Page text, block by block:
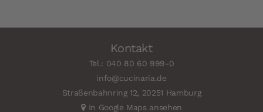
Kontakt
Tel.: 040 80 60 999-0
info@cucinaria.de
Straßenbahnring 12, 20251 Hamburg
In Google Maps ansehen